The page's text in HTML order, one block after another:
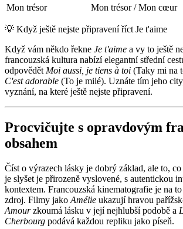
Mon trésor
Mon trésor / Mon cœur
💡 Když ještě nejste připravení říct Je t'aime
Když vám někdo řekne Je t'aime a vy to ještě
francouzská kultura nabízí elegantní střední
odpovědět Moi aussi, je tiens à toi (Taky mi na
C'est adorable (To je milé). Uznáte tím jeho
vyznání, na které ještě nejste připravení.
Procvičujte s opravdovým
obsahem
Číst o výrazech lásky je dobrý základ, ale to,
je slyšet je přirozeně vyslovené, s autentickou
kontextem. Francouzská kinematografie je na
zdroj. Filmy jako Amélie ukazují hravou
Amourzkoumá lásku v její nejhlubší podobě a
Cherbourg podává každou repliku jako píseň.